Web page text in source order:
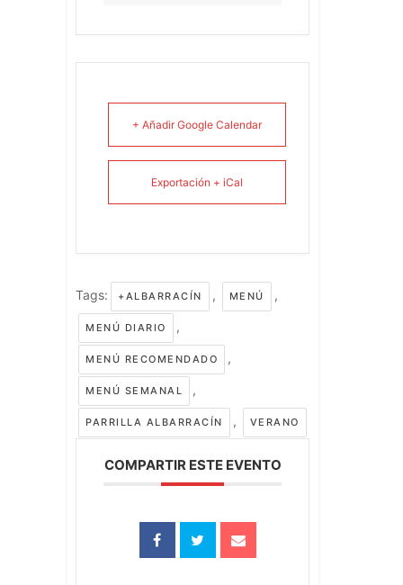
+ Añadir Google Calendar
Exportación + iCal
Tags: +ALBARRACÍN , MENÚ ,
MENÚ DIARIO ,
MENÚ RECOMENDADO ,
MENÚ SEMANAL ,
PARRILLA ALBARRACÍN , VERANO
COMPARTIR ESTE EVENTO